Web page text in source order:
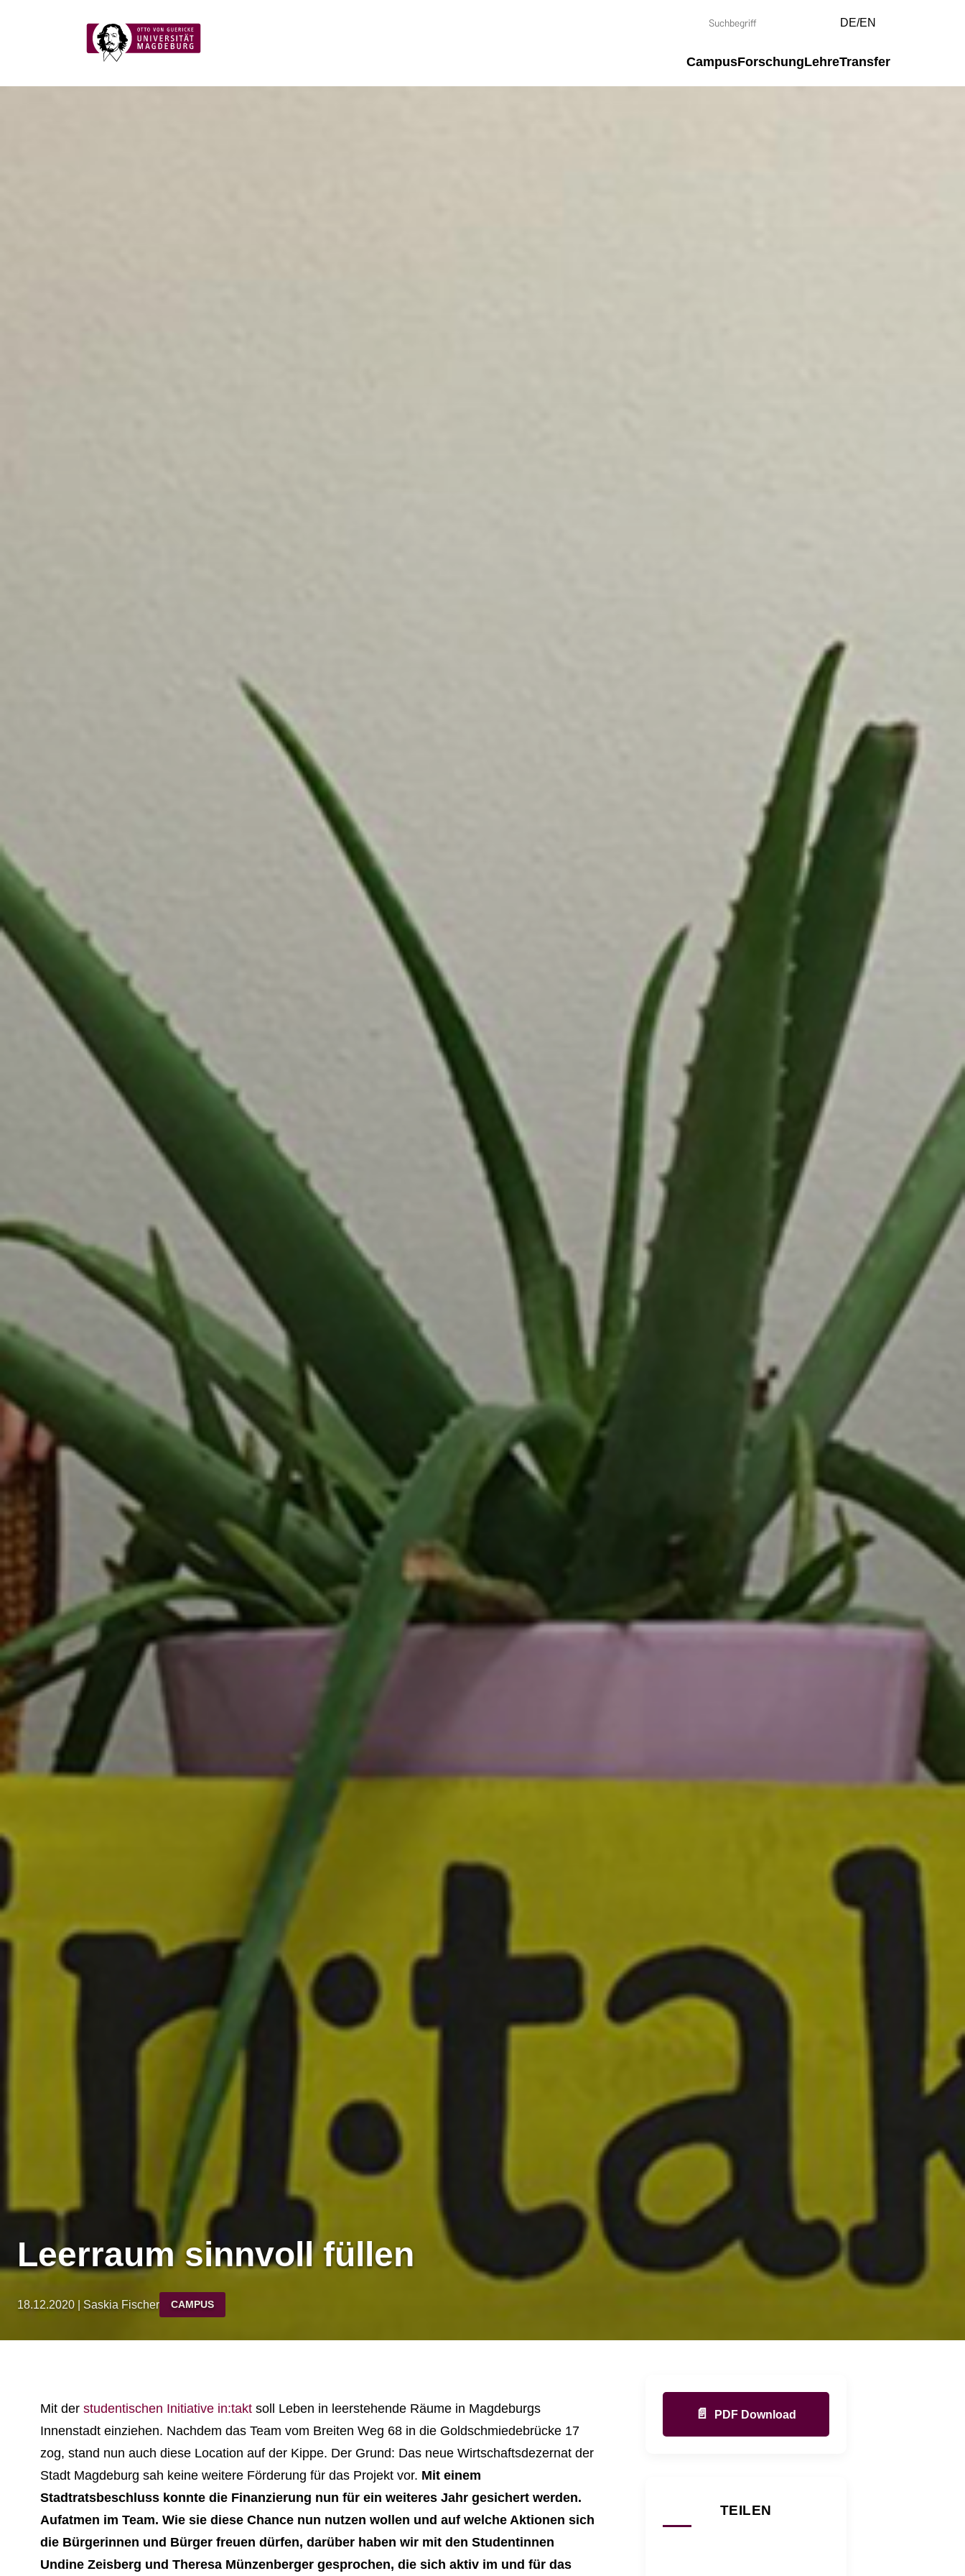
DE/EN
CampusForschungLehreTransfer
Leerraum sinnvoll füllen
18.12.2020 | Saskia Fischer CAMPUS
Mit der studentischen Initiative in:takt soll Leben in leerstehende Räume in Magdeburgs
Innenstadt einziehen. Nachdem das Team vom Breiten Weg 68 in die Goldschmiedebrücke 17
zog, stand nun auch diese Location auf der Kippe. Der Grund: Das neue Wirtschaftsdezernat der
Stadt Magdeburg sah keine weitere Förderung für das Projekt vor. Mit einem
Stadtratsbeschluss konnte die Finanzierung nun für ein weiteres Jahr gesichert werden.
Aufatmen im Team. Wie sie diese Chance nun nutzen wollen und auf welche Aktionen sich
die Bürgerinnen und Bürger freuen dürfen, darüber haben wir mit den Studentinnen
Undine Zeisberg und Theresa Münzenberger gesprochen, die sich aktiv im und für das
📄 PDF Download
TEILEN